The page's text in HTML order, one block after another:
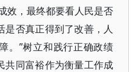
效，最终都要看人民是否
是否真正得到了改善，人
。”树立和践行正确政绩
共同富裕作为衡量工作成